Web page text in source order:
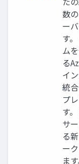
数
ー
す
ム
る
イ
統
プ
す
サ
る
ー
ま